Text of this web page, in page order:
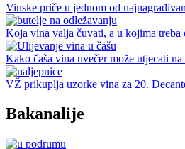
Vinske priče u jednom od
Koja vina valja čuvati, a u kojima treba
Kako čaša vina uvečer može utjecati
VŽ prikuplja uzorke vina za 20.
Bakanalije